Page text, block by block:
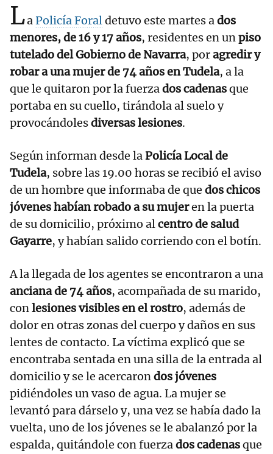
LaPolicía Foraldetuvo este martes ados
menores, de 16 y 17 años, residentes en unpiso
tutelado del Gobierno de Navarra, poragredir y
robar a una mujer de 74 años en Tudela, a la
que le quitaron por la fuerzados cadenasque
portaba en su cuello, tirándola al suelo y
provocándolesdiversas lesiones.
Según informan desde laPolicía Local de
Tudela, sobre las 19.00 horas se recibió el aviso
de un hombre que informaba de que dos chicos
jóvenes habían robado a su mujeren la puerta
de su domicilio, próximo alcentro de salud
Gayarre, y habían salido corriendo con el botín.
A la llegada de los agentes se encontraron a una
anciana de 74 años, acompañada de su marido,
conlesiones visibles en el rostro, además de
dolor en otras zonas del cuerpo y daños en sus
lentes de contacto. La víctima explicó que se
encontraba sentada en una silla de la entrada al
domicilio y se le acercarondos jóvenes
pidiéndoles un vaso de agua. La mujer se
levantó para dárselo y, una vez se había dado la
vuelta, uno de los jóvenes se le abalanzó por la
espalda, quitándole con fuerzados cadenasque